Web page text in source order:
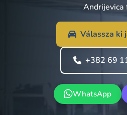
Andrijevica
Válassza ki
+382 69
WhatsApp